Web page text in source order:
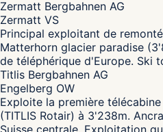
Zermatt Bergbahnen AG
Zermatt VS
Principal exploitant de
Matterhorn glacier paradise
de téléphérique d'Europe. Ski
Titlis Bergbahnen AG
Engelberg OW
Exploite la première
(TITLIS Rotair) à 3'238m.